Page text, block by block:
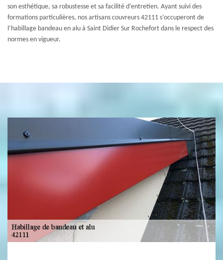
son esthétique, sa robustesse et sa facilité d’entretien. Ayant suivi des
formations particulières, nos artisans couvreurs 42111 s’occuperont de
l’habillage bandeau en alu à Saint Didier Sur Rochefort dans le respect des
normes en vigueur.